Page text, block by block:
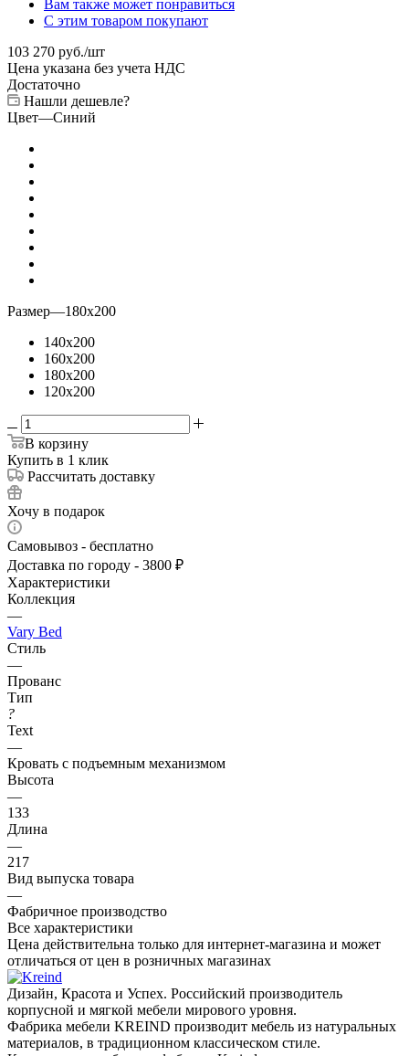
Вам также может понравиться
С этим товаром покупают
103 270 руб./шт
Цена указана без учета НДС
Достаточно
Нашли дешевле?
Цвет—Синий
Размер—180x200
140x200
160x200
180x200
120x200
В корзину
Купить в 1 клик
Рассчитать доставку
Хочу в подарок
Самовывоз - бесплатно
Доставка по городу - 3800 ₽
Характеристики
Коллекция
—
Vary Bed
Стиль
—
Прованс
Тип
?
Text
—
Кровать с подъемным механизмом
Высота
—
133
Длина
—
217
Вид выпуска товара
—
Фабричное производство
Все характеристики
Цена действительна только для интернет-магазина и может
отличаться от цен в розничных магазинах
Дизайн, Красота и Успех. Российский производитель
корпусной и мягкой мебели мирового уровня.
Фабрика мебели KREIND производит мебель из натуральных
материалов, в традиционном классическом стиле.